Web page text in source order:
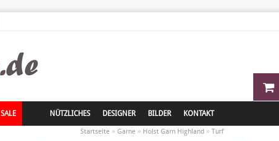
SALE NÜTZLICHES DESIGNER BILDER KONTAKT
Startseite » Garne » Holst Garn Highland » Turf